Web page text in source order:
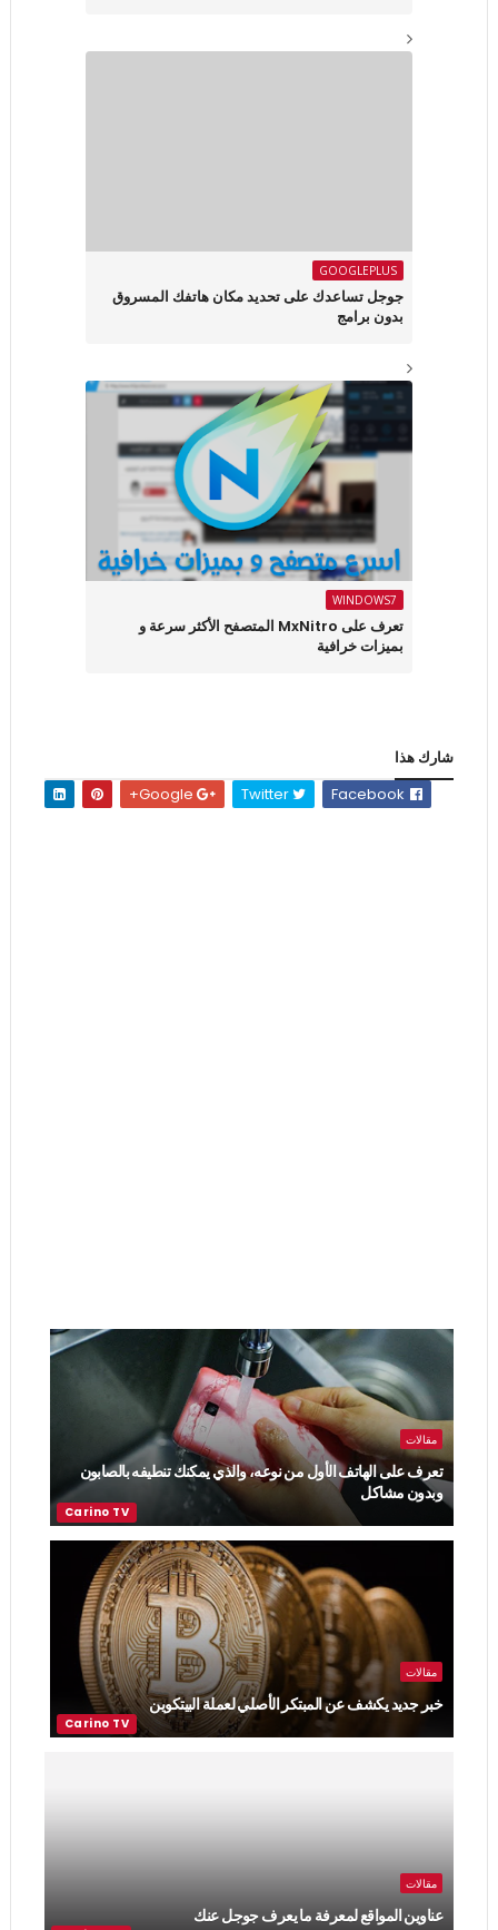
GOOGLEPLUS
جوجل تساعدك على تحديد مكان هاتفك المسروق
بدون برامج
WINDOWS7
تعرف على MxNitro المتصفح الأكثر سرعة و
بميزات خرافية
شارك هذا
Twitter
مقالات
تعرف على الهاتف الأول من نوعه، والذي يمكنك تنطيفه بالصابون
وبدون مشاكل
مقالات
خبر جديد يكشف عن المبتكر الأصلي لعملة البيتكوين
مقالات
عناوين المواقع لمعرفة ما يعرف جوجل عنك